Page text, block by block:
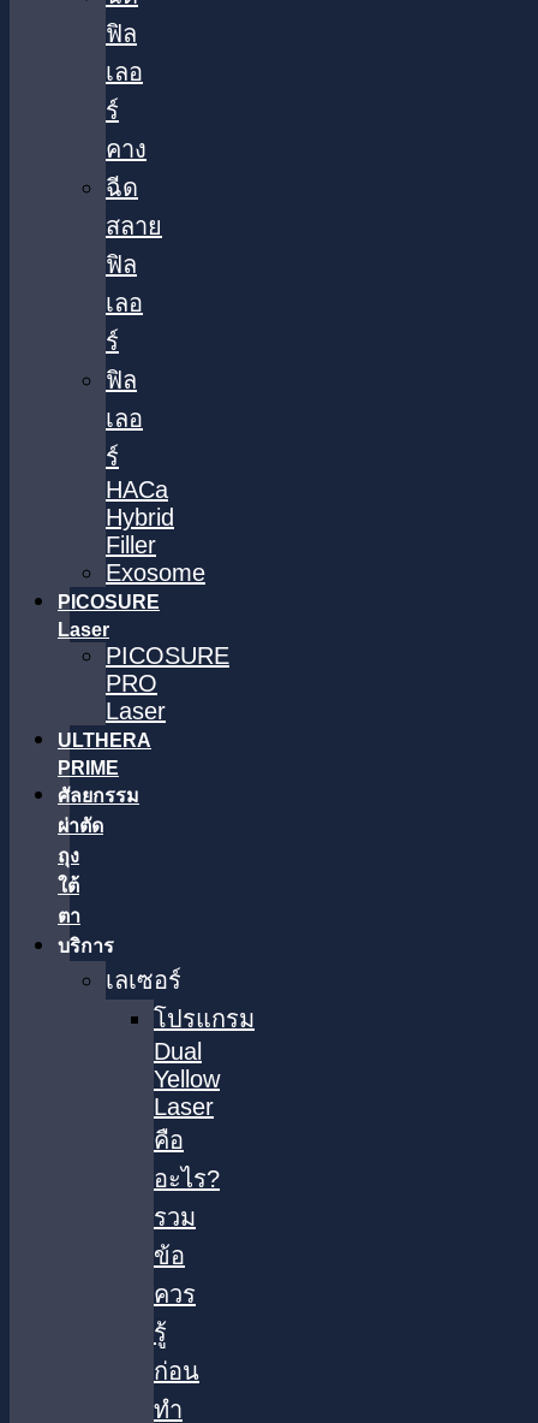
ฟิล
เลอ
ร์
คาง
ฉีด
สลาย
ฟิล
เลอ
ร์
ฟิล
เลอ
ร์
HACa
Hybrid
Filler
Exosome
PICOSURE
Laser
PICOSURE
PRO
Laser
ULTHERA
PRIME
ศัลยกรรม
ผ่าตัด
ถุง
ใต้
ตา
บริการ
เลเซอร์
โปรแกรม
Dual
Yellow
Laser
คือ
อะไร?
รวม
ข้อ
ควร
รู้
ก่อน
ทำ